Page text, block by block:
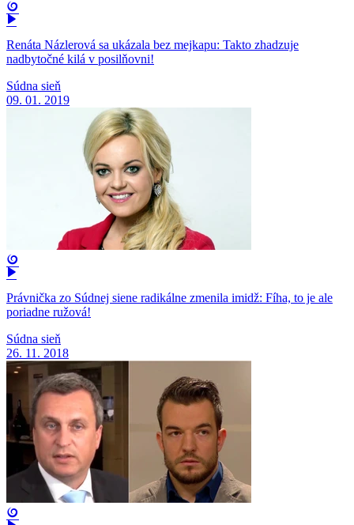
Renáta Názlerová sa ukázala bez mejkapu: Takto zhadzuje
nadbytočné kilá v posilňovni!
Súdna sieň
09. 01. 2019
Právnička zo Súdnej siene radikálne zmenila imidž: Fíha, to je ale
poriadne ružová!
Súdna sieň
26. 11. 2018